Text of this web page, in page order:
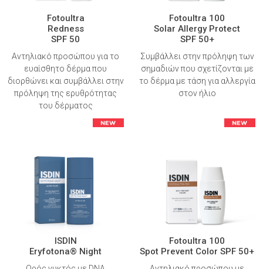
Fotoultra
Redness
SPF 50
Αντηλιακό προσώπου για το
ευαίσθητο δέρμα που
διορθώνει και συμβάλλει στην
πρόληψη της ερυθρότητας
του δέρματος
Fotoultra 100
Solar Allergy Protect
SPF 50+
Συμβάλλει στην πρόληψη των
σημαδιών που σχετίζονται με
το δέρμα με τάση για αλλεργία
στον ήλιο
ISDIN
Eryfotona® Night
Fotoultra 100
Spot Prevent Color SPF 50+